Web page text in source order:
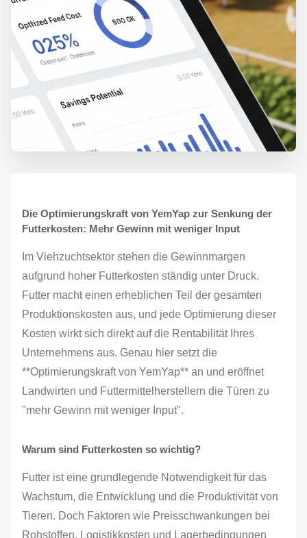
Die Optimierungskraft von YemYap zur Senkung der
Futterkosten: Mehr Gewinn mit weniger Input
Im Viehzuchtsektor stehen die Gewinnmargen
aufgrund hoher Futterkosten ständig unter Druck.
Futter macht einen erheblichen Teil der gesamten
Produktionskosten aus, und jede Optimierung dieser
Kosten wirkt sich direkt auf die Rentabilität Ihres
Unternehmens aus. Genau hier setzt die
**Optimierungskraft von YemYap** an und eröffnet
Landwirten und Futtermittelherstellern die Türen zu
"mehr Gewinn mit weniger Input".
Warum sind Futterkosten so wichtig?
Futter ist eine grundlegende Notwendigkeit für das
Wachstum, die Entwicklung und die Produktivität von
Tieren. Doch Faktoren wie Preisschwankungen bei
Rohstoffen, Logistikkosten und Lagerbedingungen